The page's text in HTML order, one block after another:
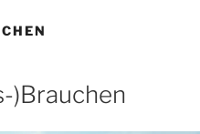
)Brauchen